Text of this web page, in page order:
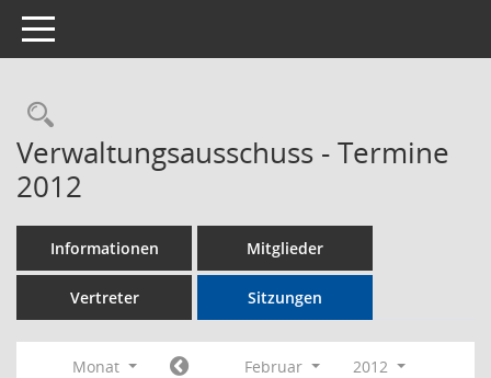
Toggle navigation
Rechercheauswahl
Verwaltungsausschuss - Termine
2012
Informationen Mitglieder
Vertreter Sitzungen
Monat Februar
2012